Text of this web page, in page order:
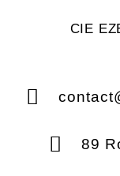
CIE
89